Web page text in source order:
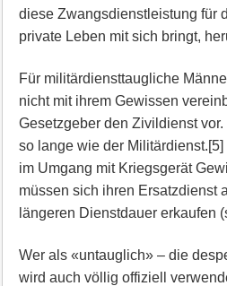
diese Zwangsdienstleistung für
private Leben mit sich bringt,
Für militärdiensttaugliche
nicht mit ihrem Gewissen
Gesetzgeber den Zivildienst
so lange wie der
im Umgang mit Kriegsgerät
müssen sich ihren Ersatzdienst
längeren Dienstdauer erkaufen
Wer als «untauglich» – die
wird auch völlig offiziell